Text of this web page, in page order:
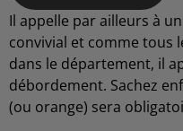
Il appelle par ailleurs à
convivial et comme tous
dans le département, il
débordement. Sachez
(ou orange) sera